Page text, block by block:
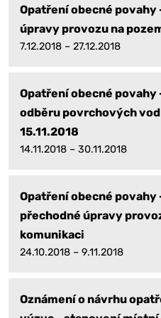
Opatření obecné
úpravy provozu na
7.12.2018 – 27.12.2018
Opatření obecné povahy
odběru povrchových
15.11.2018
14.11.2018 – 30.11.2018
Opatření obecné
přechodné úpravy
komunikaci
24.10.2018 – 9.11.2018
Oznámení o návrhu